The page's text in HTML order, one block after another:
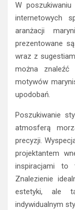
W
internetowych
aranżacji
prezentowane
wraz z
można znaleźć
motywów
upodobań.
Poszukiwanie
atmosferą
precyzji.
projektantem
inspiracjami to
Znalezienie
estetyki, ale
indywidualnym